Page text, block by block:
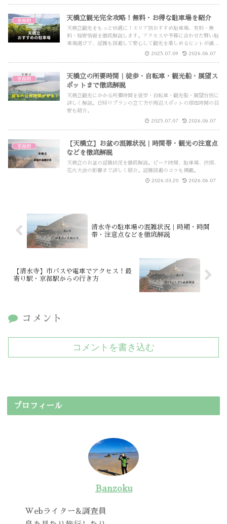
京都府 天橋立観光完全攻略！無料・お得な駐車場を紹介
天橋立観光をもっと快適に！エリア別おすすめ駐車場、有料・無
料・格安情報を徹底解説します。アクセスや予算に合わせた賢い駐
車場選びで、混雑も回避して安心して観光を楽しめるヒントが満載
2025.07.09 2026.06.07
京都府
天橋立の所要時間｜徒歩・自転車・観光船・展望ス
ポットまで徹底解説
天橋立観光にかかる所要時間を徒歩・自転車・観光船・展望台別に
詳しく解説。日帰りプランの立て方や周辺スポットの滞在時間の目
安も紹介。
2025.07.07 2026.06.07
京都府
【天橋立】お盆の混雑状況｜時間帯・観光の注意点
などを徹底解説
天橋立のお盆の混雑状況を徹底解説。ピーク時間、駐車場、渋滞、
花火大会の影響まで詳しく紹介。混雑回避のコツも掲載。
2026.03.20 2026.06.07
清水寺の駐車場の混雑状況｜時期・時間
帯・注意点などを徹底解説
【清水寺】市バスや電車でアクセス！最
寄り駅・京都駅からの行き方
コメント
コメントを書き込む
プロフィール
Banzoku
Webライター&調査員